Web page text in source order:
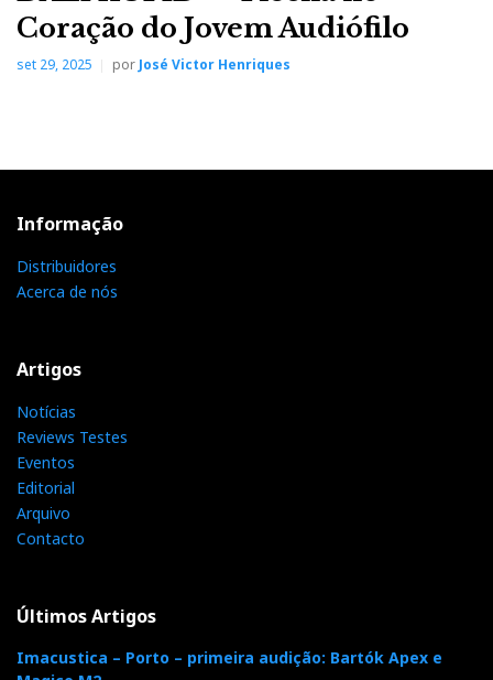
Coração do Jovem Audiófilo
set 29, 2025 por José Victor Henriques
Informação
Distribuidores
Acerca de nós
Artigos
Notícias
Reviews Testes
Eventos
Editorial
Arquivo
Contacto
Últimos Artigos
Imacustica – Porto – primeira audição: Bartók Apex e